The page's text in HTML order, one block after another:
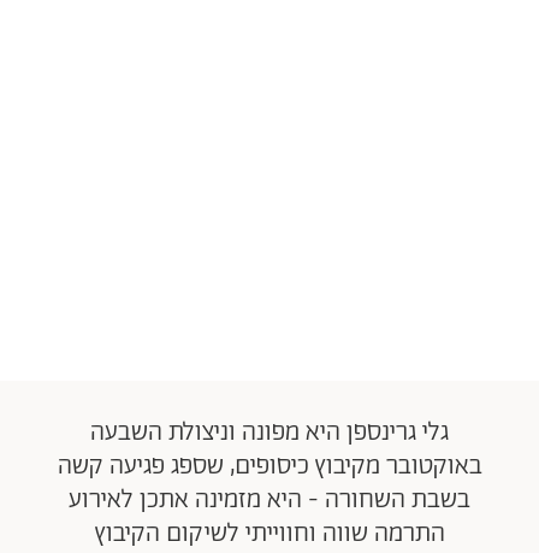
גלי גרינספן היא מפונה וניצולת השבעה
באוקטובר מקיבוץ כיסופים, שספג פגיעה קשה
בשבת השחורה - היא מזמינה אתכן לאירוע
התרמה שווה וחווייתי לשיקום הקיבוץ